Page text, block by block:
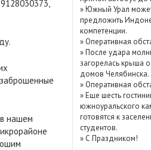
нашем
»Южный Урал
предложить
компетенции.
» Оперативная
»После удара
загорелась крыша
домов Челябинска.
» Оперативная
»Еще шесть
южноуральского
готовятся к
студентов.
» С Праздником!